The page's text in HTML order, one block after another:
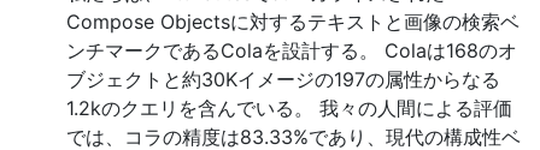
Compose Objectsに対するテキストと画像の検索ベ
ンチマークであるColaを設計する。 Colaは168のオ
ブジェクトと約30Kイメージの197の属性からなる
1.2kのクエリを含んでいる。 我々の人間による評価
では、コラの精度は83.33%であり、現代の構成性ベ